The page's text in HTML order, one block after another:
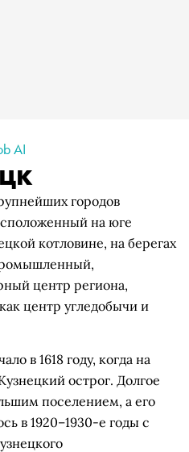
AI
городов
на юге
котловине, на берегах
центр региона,
центр угледобычи и
в 1618 году, когда на
острог. Долгое
поселением, а его
в 1920–1930-е годы с